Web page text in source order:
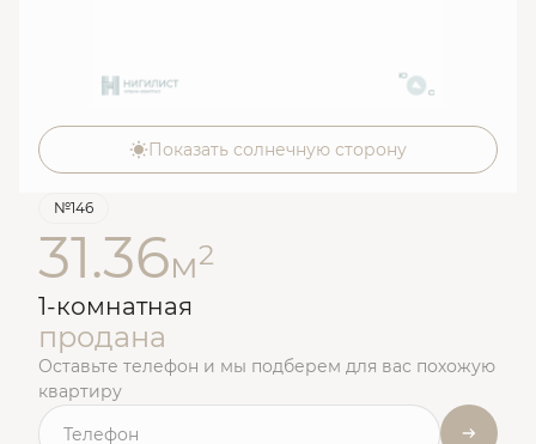
Показать солнечную сторону
№146
31.36м2
1-комнатная
продана
Оставьте телефон и мы подберем для вас похожую
квартиру